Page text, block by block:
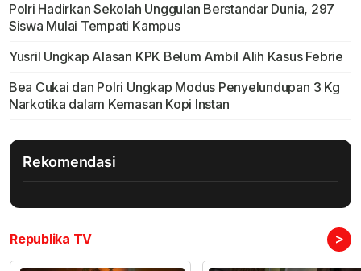
Polri Hadirkan Sekolah Unggulan Berstandar Dunia, 297
Siswa Mulai Tempati Kampus
Yusril Ungkap Alasan KPK Belum Ambil Alih Kasus Febrie
Bea Cukai dan Polri Ungkap Modus Penyelundupan 3 Kg
Narkotika dalam Kemasan Kopi Instan
Rekomendasi
Republika TV >